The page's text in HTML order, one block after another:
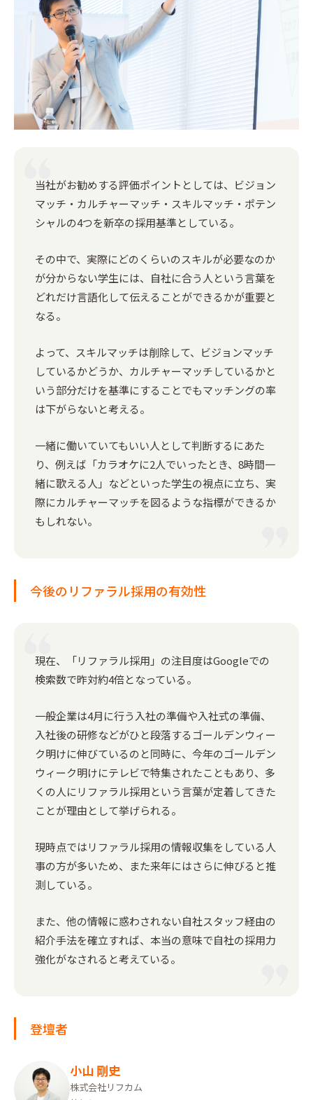
当社がお勧めする評価ポイントとしては、ビジョン
マッチ・カルチャーマッチ・スキルマッチ・ポテン
シャルの4つを新卒の採用基準としている。
その中で、実際にどのくらいのスキルが必要なのか
が分からない学生には、自社に合う人という言葉を
どれだけ言語化して伝えることができるかが重要と
なる。
よって、スキルマッチは削除して、ビジョンマッチ
しているかどうか、カルチャーマッチしているかと
いう部分だけを基準にすることでもマッチングの率
は下がらないと考える。
一緒に働いていてもいい人として判断するにあた
り、例えば「カラオケに2人でいったとき、8時間一
緒に歌える人」などといった学生の視点に立ち、実
際にカルチャーマッチを図るような指標ができるか
もしれない。
今後のリファラル採用の有効性
現在、「リファラル採用」の注目度はGoogleでの
検索数で昨対約4倍となっている。
一般企業は4月に行う入社の準備や入社式の準備、
入社後の研修などがひと段落するゴールデンウィー
ク明けに伸びているのと同時に、今年のゴールデン
ウィーク明けにテレビで特集されたこともあり、多
くの人にリファラル採用という言葉が定着してきた
ことが理由として挙げられる。
現時点ではリファラル採用の情報収集をしている人
事の方が多いため、また来年にはさらに伸びると推
測している。
また、他の情報に惑わされない自社スタッフ経由の
紹介手法を確立すれば、本当の意味で自社の採用力
強化がなされると考えている。
登壇者
小山 剛史
株式会社リフカム